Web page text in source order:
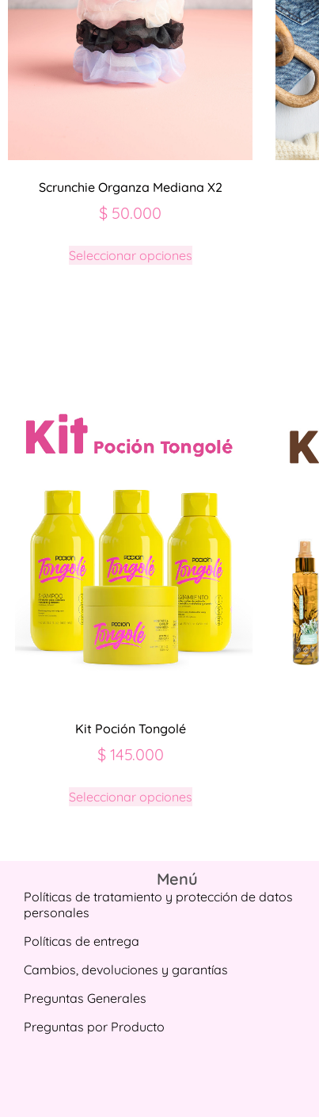
Scrunchie Organza Mediana X2
$ 50.000
Seleccionar opciones
Kit Poción Tongolé
$145.000
Seleccionar opciones
Menú
Políticas de tratamiento y protección de datos
personales
Políticas de entrega
Cambios, devoluciones y garantías
Preguntas Generales
Preguntas por Producto